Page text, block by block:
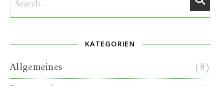
KATEGORIEN
Allgemeines
(8)